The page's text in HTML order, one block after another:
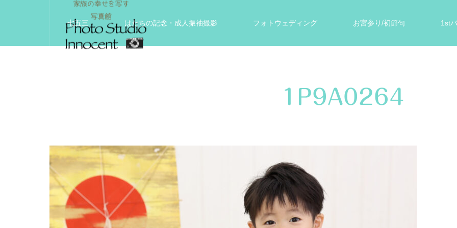
七五三 はたちの記念・成人振袖撮影 フォトウェディング お宮参り/初節句 1st
1P9A0264